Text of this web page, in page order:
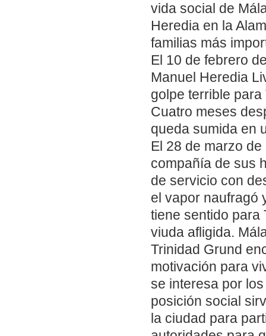
vida social de
Heredia en la
familias más
El 10 de febrero
Manuel Heredia
golpe terrible
Cuatro meses
queda sumida en
El 28 de marzo
compañía de sus
de servicio con
el vapor naufragó
tiene sentido para
viuda afligida.
Trinidad Grund
motivación para
se interesa por
posición social
la ciudad para